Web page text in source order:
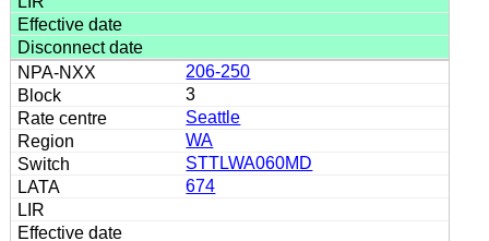
206-250
3
Seattle
WA
STTLWA060MD
674